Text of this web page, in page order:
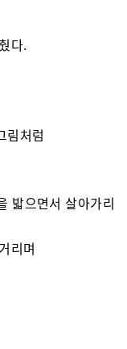
다.
림처럼
밟으면서 살아가리
리며